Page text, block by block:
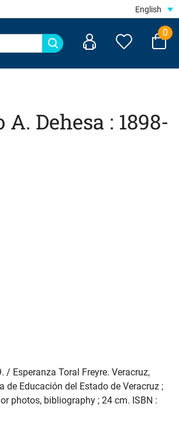
English
0
Dehesa : 1898-
/ Esperanza Toral Freyre. Veracruz,
de Educación del Estado de Veracruz ;
photos, bibliography ; 24 cm. ISBN :